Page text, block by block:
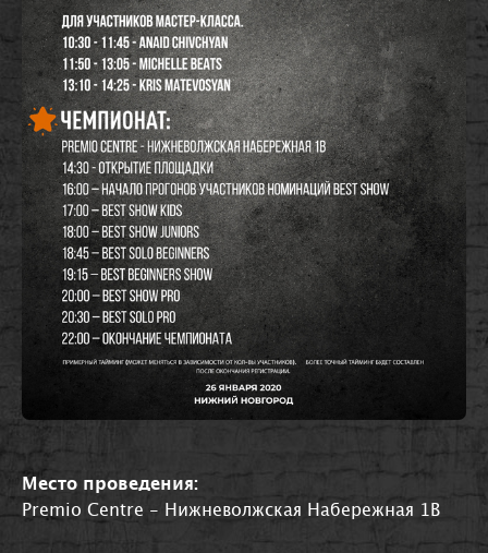
Место проведения:
Premio Centre - Нижневолжская Набережная 1В